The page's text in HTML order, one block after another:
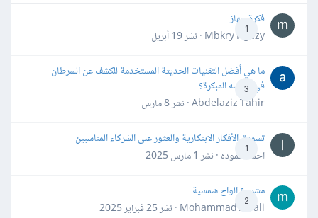
1
فكرة جهاز
Mbkry Hgazy · نشر
19 أبريل
3
ما هي أفضل التقنيات الحديثة المستخدمة للكشف عن السرطان
في مراحله المبكرة؟
Abdelaziz Tahir · نشر
8 مارس
1
تسويق الأفكار الابتكارية والعثور على الشركاء المناسبين
احمد حموده · نشر 1 مارس 2025
2
مشروع الواح شمسية
Mohammad Awali · نشر
25 فبراير 2025